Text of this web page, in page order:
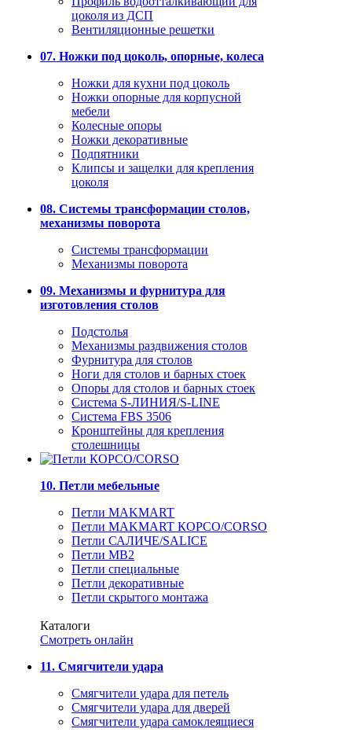
цоколя из ДСП
Вентиляционные решетки
07. Ножки под цоколь, опорные, колеса
Ножки для кухни под цоколь
Ножки опорные для корпусной
мебели
Колесные опоры
Ножки декоративные
Подпятники
Клипсы и защелки для крепления
цоколя
08. Системы трансформации столов,
механизмы поворота
Системы трансформации
Механизмы поворота
09. Механизмы и фурнитура для
изготовления столов
Подстолья
Механизмы раздвижения столов
Фурнитура для столов
Ноги для столов и барных стоек
Опоры для столов и барных стоек
Система S-ЛИНИЯ/S-LINE
Система FBS 3506
Кронштейны для крепления
столешницы
10. Петли мебельные
Петли MAKMART
Петли MAKMART КОРСО/CORSO
Петли САЛИЧЕ/SALICE
Петли MB2
Петли специальные
Петли декоративные
Петли скрытого монтажа
Каталоги
Смотреть онлайн
11. Смягчители удара
Смягчители удара для петель
Смягчители удара для дверей
Cмягчители удара самоклеящиеся